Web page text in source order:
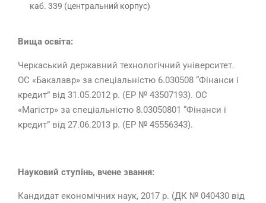
каб. 339 (центральний корпус)
Вища освіта:
Черкаський державний технологічний університет.
ОС «Бакалавр» за спеціальністю 6.030508 “Фінанси і
кредит” від 31.05.2012 р. (ЕР № 43507193). ОС
«Магістр» за спеціальністю 8.03050801 “Фінанси і
кредит” від 27.06.2013 р. (ЕР № 45556343).
Науковий ступінь, вчене звання:
Кандидат економічних наук, 2017 р. (ДК № 040430 від